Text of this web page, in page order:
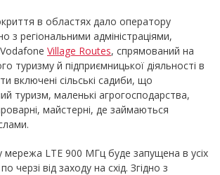
в областях дало оператору
з регіональними адміністраціями,
Village Routes, спрямований на
туризму й підприємницької діяльності в
включені сільські садиби, що
туризм, маленькі агрогосподарства,
майстерні, де займаються
мережа LTE 900 МГц буде запущена в усіх
черзі від заходу на схід. Згідно з